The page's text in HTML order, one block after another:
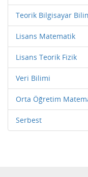
Teorik Bilgisayar
Lisans Matematik
Lisans Teorik Fizik
Veri Bilimi
Orta Öğretim
Serbest